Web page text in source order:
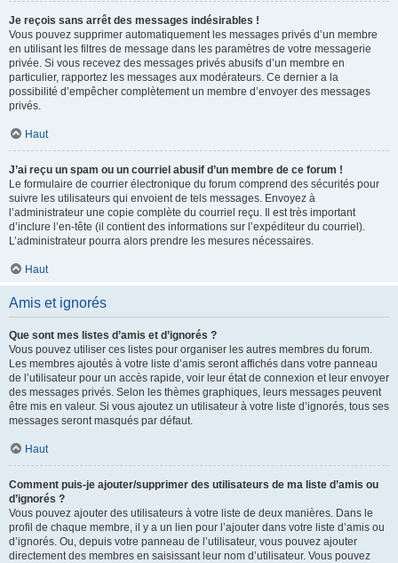
Je reçois sans arrêt des messages indésirables !
Vous pouvez supprimer automatiquement les messages privés d’un membre
en utilisant les filtres de message dans les paramètres de votre messagerie
privée. Si vous recevez des messages privés abusifs d’un membre en
particulier, rapportez les messages aux modérateurs. Ce dernier a la
possibilité d’empêcher complètement un membre d’envoyer des messages
privés.
Haut
J’ai reçu un spam ou un courriel abusif d’un membre de ce forum !
Le formulaire de courrier électronique du forum comprend des sécurités pour
suivre les utilisateurs qui envoient de tels messages. Envoyez à
l’administrateur une copie complète du courriel reçu. Il est très important
d’inclure l’en-tête (il contient des informations sur l’expéditeur du courriel).
L’administrateur pourra alors prendre les mesures nécessaires.
Haut
Amis et ignorés
Que sont mes listes d’amis et d’ignorés ?
Vous pouvez utiliser ces listes pour organiser les autres membres du forum.
Les membres ajoutés à votre liste d’amis seront affichés dans votre panneau
de l’utilisateur pour un accès rapide, voir leur état de connexion et leur envoyer
des messages privés. Selon les thèmes graphiques, leurs messages peuvent
être mis en valeur. Si vous ajoutez un utilisateur à votre liste d’ignorés, tous ses
messages seront masqués par défaut.
Haut
Comment puis-je ajouter/supprimer des utilisateurs de ma liste d’amis ou
d’ignorés ?
Vous pouvez ajouter des utilisateurs à votre liste de deux manières. Dans le
profil de chaque membre, il y a un lien pour l’ajouter dans votre liste d’amis ou
d’ignorés. Ou, depuis votre panneau de l’utilisateur, vous pouvez ajouter
directement des membres en saisissant leur nom d’utilisateur. Vous pouvez